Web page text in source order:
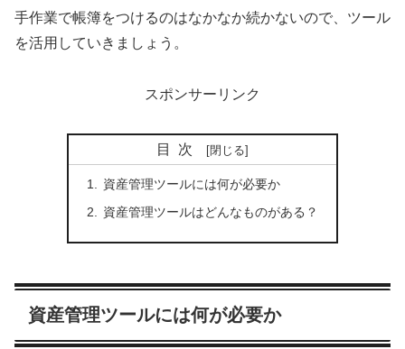
手作業で帳簿をつけるのはなかなか続かないので、ツール
を活用していきましょう。
スポンサーリンク
目次
資産管理ツールには何が必要か
資産管理ツールはどんなものがある？
資産管理ツールには何が必要か